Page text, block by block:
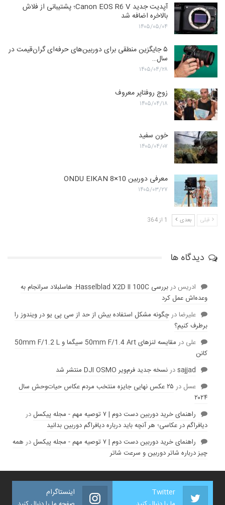
آپدیت جدید Canon EOS R6 V؛ پشتیبانی از فلاش
بالاخره اضافه شد
۱۴۰۵/۰۵/۰۴
۵ جایگزین منطقی برای دوربین‌های حرفه‌ای گران‌قیمت در
سال…
۱۴۰۵/۰۴/۲۸
زوج روفتاپر معروف
۱۴۰۵/۰۴/۱۸
خون سفید
۱۴۰۵/۰۴/۰۷
معرفی دوربین ONDU EIKAN 8×10
۱۴۰۵/۰۳/۲۷
قبلی بعدی 1 از 364
دیدگاه ها
ادریس در
بررسی Hasselblad X2D II 100C: هاسلبلاد سرانجام به
وعده‌‌اش عمل کرد
عليرضادرچگونه مشکل استفاده بیش از حد از سی پی یو در ویندوز را
برطرف کنیم؟
علی در
مقایسه لنز‌های 50mm F/1.4 Art سیگما و 50mm F/1.2 L
کانن
sajjadدرنسخه جدید فرم‌ویر DJI OSMO منتشر شد
عسل در
۲۵ عکس نهایی جایزه منتخب مردم عکاس حیات‌وحش سال
۲۰۲۴
راهنمای خرید دوربین دست دوم | ۷ توصیه مهم - مجله پیکسل
در
دیافراگم در عکاسی؛ هر آنچه باید درباره دیافراگم دوربین بدانید
راهنمای خرید دوربین دست دوم | ۷ توصیه مهم - مجله پیکسل
در همه
چیز درباره شاتر دوربین و سرعت شاتر
Twitter اینستاگرام